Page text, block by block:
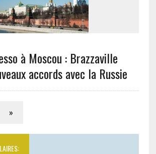
à Moscou : Brazzaville
accords avec la Russie
»